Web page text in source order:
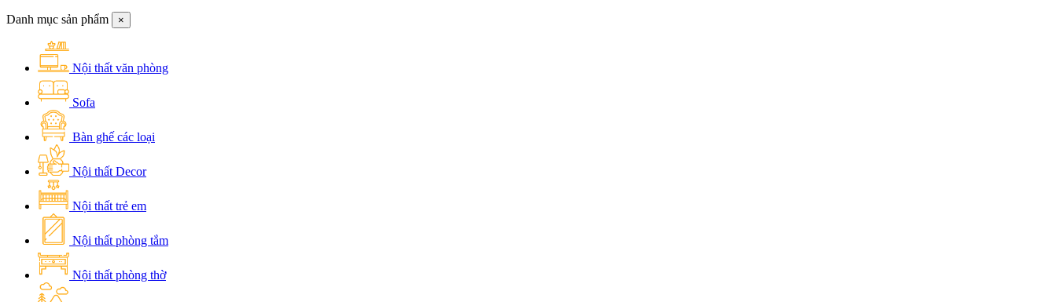
Danh mục sản phẩm ×
Nội thất văn phòng
Sofa
Bàn ghế các loại
Nội thất Decor
Nội thất trẻ em
Nội thất phòng tắm
Nội thất phòng thờ